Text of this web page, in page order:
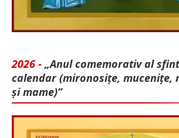
2026 - „Anul comemorativ al
calendar (mironosițe, mu­cenițe,
și mame)”